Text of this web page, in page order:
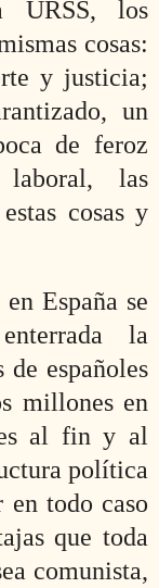
URSS, los
cosas:
y justicia;
un
de feroz
las
cosas y
España se
la
españoles
millones en
al fin y al
política
en todo caso
que toda
comunista,